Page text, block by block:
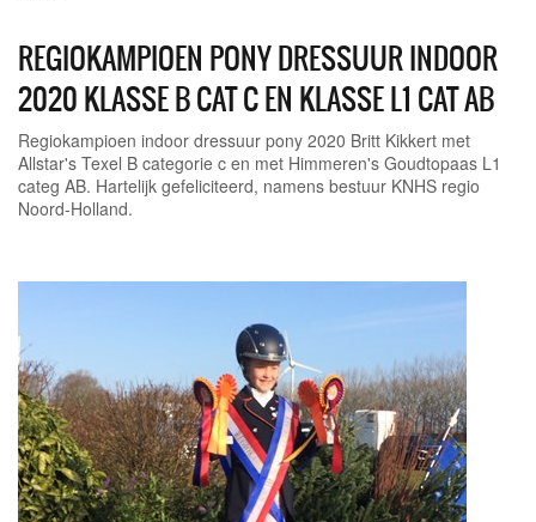
REGIOKAMPIOEN PONY DRESSUUR INDOOR
2020 KLASSE B CAT C EN KLASSE L1 CAT AB
Regiokampioen indoor dressuur pony 2020 Britt Kikkert met
Allstar's Texel B categorie c en met Himmeren's Goudtopaas L1
categ AB. Hartelijk gefeliciteerd, namens bestuur KNHS regio
Noord-Holland.